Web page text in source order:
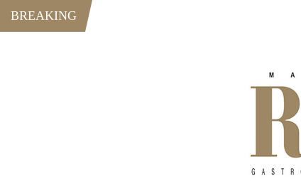
BREAKING